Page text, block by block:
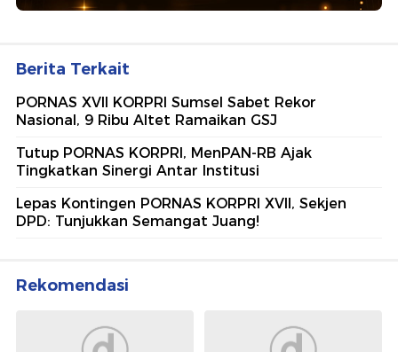
Berita Terkait
PORNAS XVII KORPRI Sumsel Sabet Rekor
Nasional, 9 Ribu Altet Ramaikan GSJ
Tutup PORNAS KORPRI, MenPAN-RB Ajak
Tingkatkan Sinergi Antar Institusi
Lepas Kontingen PORNAS KORPRI XVII, Sekjen
DPD: Tunjukkan Semangat Juang!
Rekomendasi